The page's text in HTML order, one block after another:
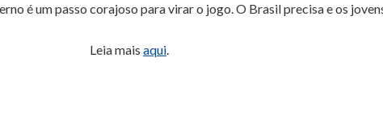
é um passo corajoso para virar o jogo. O Brasil precisa e os
Leia mais aqui.